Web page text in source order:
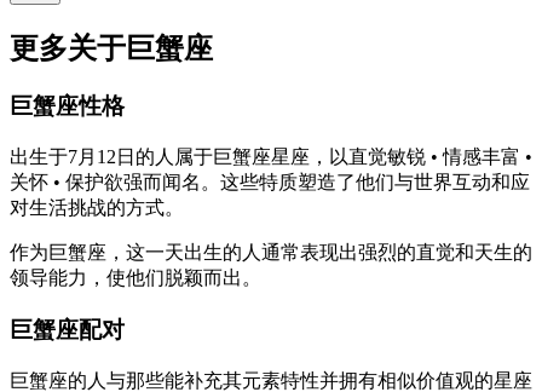
更多关于巨蟹座
巨蟹座性格
出生于7月12日的人属于巨蟹座星座，以直觉敏锐 • 情感丰富 •
关怀 • 保护欲强而闻名。这些特质塑造了他们与世界互动和应
对生活挑战的方式。
作为巨蟹座，这一天出生的人通常表现出强烈的直觉和天生的
领导能力，使他们脱颖而出。
巨蟹座配对
巨蟹座的人与那些能补充其元素特性并拥有相似价值观的星座